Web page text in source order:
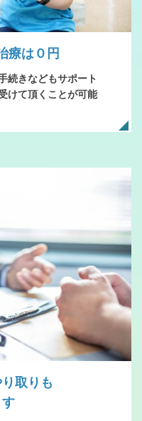
療は０円
続きなどもサポート
けて頂くことが可能
取りも